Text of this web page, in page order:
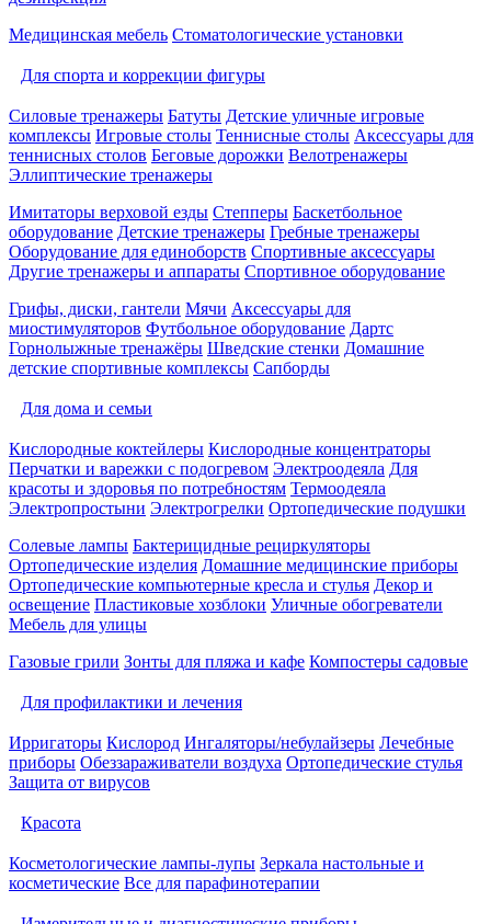
Медицинская мебель Стоматологические установки
Для спорта и коррекции фигуры
Силовые тренажеры Батуты Детские уличные игровые
комплексы Игровые столы Теннисные столы Аксессуары для
теннисных столов Беговые дорожки Велотренажеры
Эллиптические тренажеры
Имитаторы верховой езды Степперы Баскетбольное
оборудование Детские тренажеры Гребные тренажеры
Оборудование для единоборств Спортивные аксессуары
Другие тренажеры и аппараты Спортивное оборудование
Грифы, диски, гантели Мячи Аксессуары для
миостимуляторов Футбольное оборудование Дартс
Горнолыжные тренажёры Шведские стенки Домашние
детские спортивные комплексы Сапборды
Для дома и семьи
Кислородные коктейлеры Кислородные концентраторы
Перчатки и варежки с подогревом Электроодеяла Для
красоты и здоровья по потребностям Термоодеяла
Электропростыни Электрогрелки Ортопедические подушки
Солевые лампы Бактерицидные рециркуляторы
Ортопедические изделия Домашние медицинские приборы
Ортопедические компьютерные кресла и стулья Декор и
освещение Пластиковые хозблоки Уличные обогреватели
Мебель для улицы
Газовые грили Зонты для пляжа и кафе Компостеры садовые
Для профилактики и лечения
Ирригаторы Кислород Ингаляторы/небулайзеры Лечебные
приборы Обеззараживатели воздуха Ортопедические стулья
Защита от вирусов
Красота
Косметологические лампы-лупы Зеркала настольные и
косметические Все для парафинотерапии